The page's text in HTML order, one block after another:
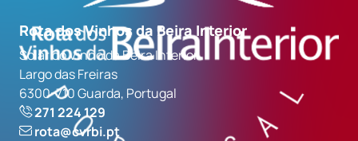
Rota dos Vinhos da Beira Interior
Solar do Vinho da Beira Interior
Largo das Freiras
6300-710 Guarda, Portugal
271 224 129
rota@cvrbi.pt